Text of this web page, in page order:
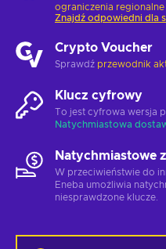
ograniczenia regionalne
Znajdź odpowiedni dla
Crypto Voucher
Sprawdź przewodnik
Klucz cyfrowy
To jest cyfrowa wersja
Natychmiastowa
Natychmiastowe
W przeciwieństwie do
Eneba umożliwia
niesprawdzone klucze.